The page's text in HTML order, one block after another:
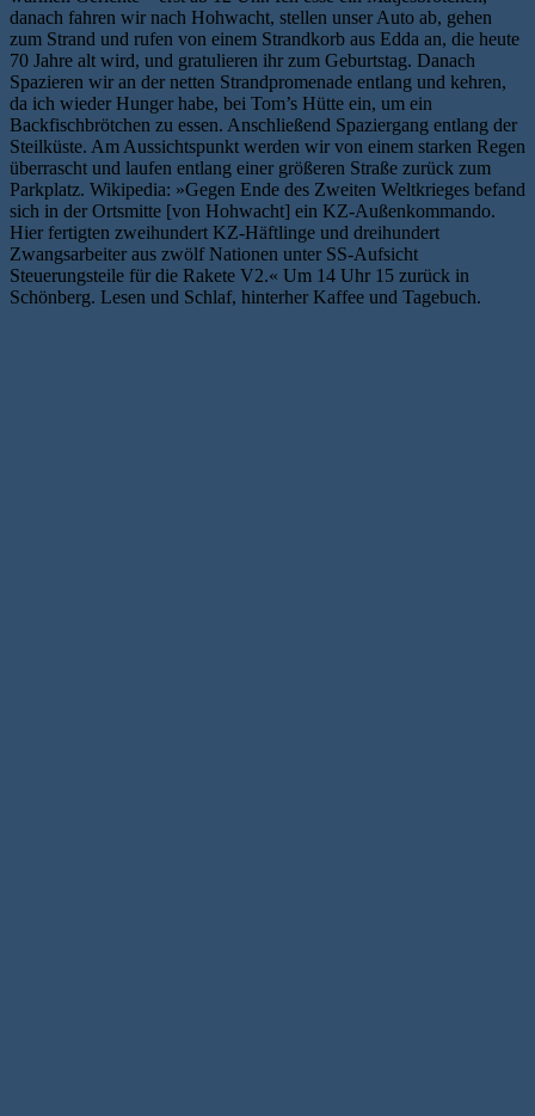
danach fahren wir nach Hohwacht, stellen unser Auto ab, gehen
zum Strand und rufen von einem Strandkorb aus Edda an, die heute
70 Jahre alt wird, und gratulieren ihr zum Geburtstag. Danach
Spazieren wir an der netten Strandpromenade entlang und kehren,
da ich wieder Hunger habe, bei Tom’s Hütte ein, um ein
Backfischbrötchen zu essen. Anschließend Spaziergang entlang der
Steilküste. Am Aussichtspunkt werden wir von einem starken Regen
überrascht und laufen entlang einer größeren Straße zurück zum
Parkplatz. Wikipedia: »Gegen Ende des Zweiten Weltkrieges befand
sich in der Ortsmitte [von Hohwacht] ein KZ-Außenkommando.
Hier fertigten zweihundert KZ-Häftlinge und dreihundert
Zwangsarbeiter aus zwölf Nationen unter SS-Aufsicht
Steuerungsteile für die Rakete V2.« Um 14 Uhr 15 zurück in
Schönberg. Lesen und Schlaf, hinterher Kaffee und Tagebuch.